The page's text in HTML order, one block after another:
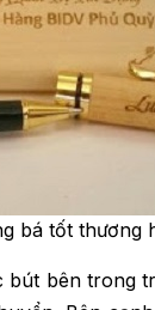
bá tốt thương
bên trong